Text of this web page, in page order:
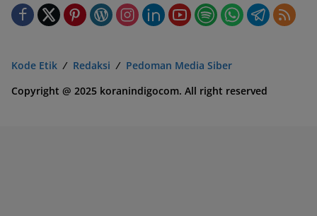
Kode Etik Redaksi
Pedoman Media Siber
Copyright @ 2025 koranindigocom. All right reserved